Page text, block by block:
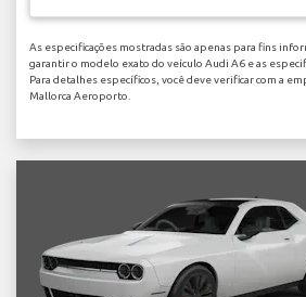
As especificações mostradas são apenas para fins
garantir o modelo exato do veículo Audi A6 e as
Para detalhes específicos, você deve verificar com a
Mallorca Aeroporto.